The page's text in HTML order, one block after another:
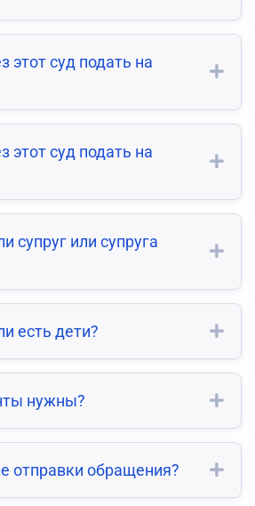
этот суд подать на
этот суд подать на
супруг или супруга
есть дети?
нужны?
отправки обращения?